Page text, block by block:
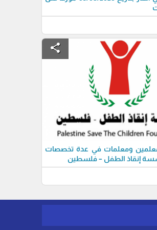
share
ومعلمات في عدة تخصصات
إنقاذ الطفل – فلسطين